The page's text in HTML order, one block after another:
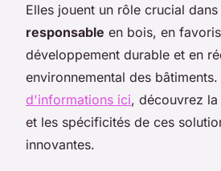
Elles jouent un rôle crucial dans
responsable en bois, en
développement durable et en
environnemental des bâtiments.
d'informations ici, découvrez
et les spécificités de ces
innovantes.